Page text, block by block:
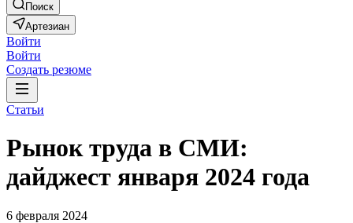
Поиск
Артезиан
Войти
Войти
Создать резюме
Статьи
Рынок труда в СМИ:
дайджест января 2024 года
6 февраля 2024